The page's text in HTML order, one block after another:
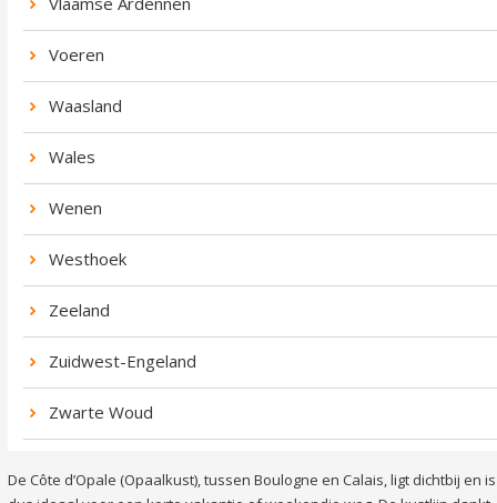
Voeren
Waasland
Wales
Wenen
Westhoek
Zeeland
Zuidwest-Engeland
Zwarte Woud
De Côte d’Opale (Opaalkust), tussen Boulogne en Calais, ligt dichtbij en is